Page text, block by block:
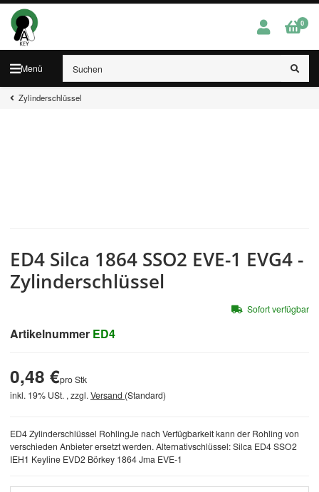
Menü
0
Zylinderschlüssel
ED4 Silca 1864 SSO2 EVE-1 EVG4 -
Zylinderschlüssel
Artikelnummer ED4
ED4 Zylinderschlüssel RohlingJe nach Verfügbarkeit kann der Rohling von
verschieden Anbieter ersetzt werden. Alternativschlüssel: Silca ED4 SSO2
IEH1 Keyline EVD2 Börkey 1864 Jma EVE-1
0,48 €pro Stk
inkl. 19% USt. , zzgl. Versand (Standard)
Sofort verfügbar